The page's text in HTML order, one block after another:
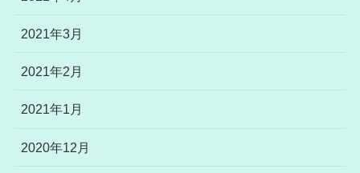
2021年3月
2021年2月
2021年1月
2020年12月